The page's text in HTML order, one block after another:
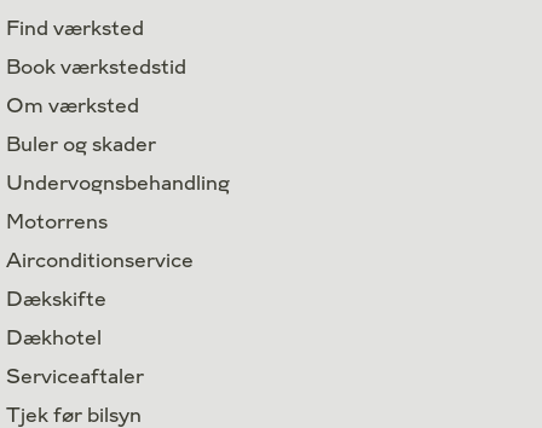
Find værksted
Book værkstedstid
Om værksted
Buler og skader
Undervognsbehandling
Motorrens
Airconditionservice
Dækskifte
Dækhotel
Serviceaftaler
Tjek før bilsyn